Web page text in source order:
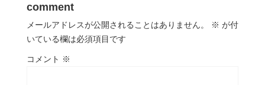
comment
メールアドレスが公開されることはありません。 ※ が付
いている欄は必須項目です
コメント ※